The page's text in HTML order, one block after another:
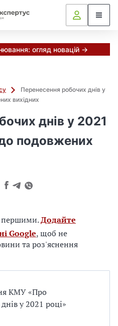
огляд новацій →
Перенесення робочих днів у
вихідних
днів у 2021
подовжених
першими.Додайте
Google, щоб не
та роз'яснення
КМУ «Про
у 2021 році»